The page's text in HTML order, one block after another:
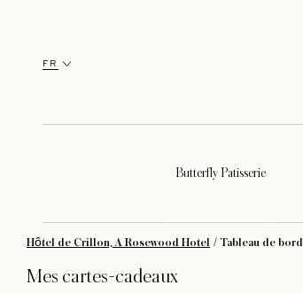
FR
Butterfly Patisserie
Hôtel de Crillon, A Rosewood Hotel Tableau de bord
Mes cartes-cadeaux